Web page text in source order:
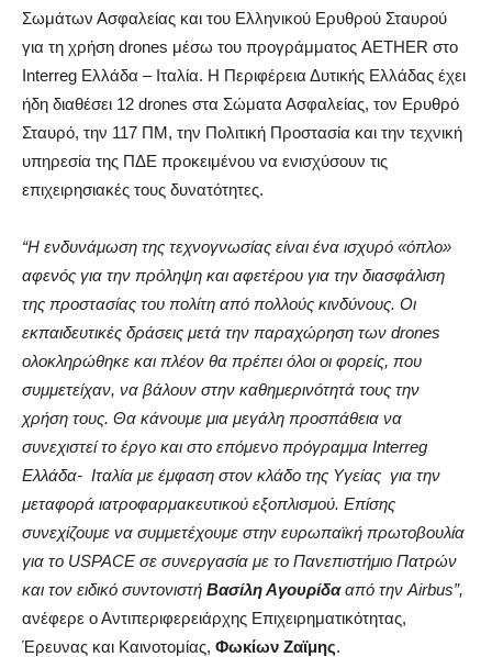
Σωμάτων Ασφαλείας και του Ελληνικού Ερυθρού Σταυρού
για τη χρήση drones μέσω του προγράμματος AETHER στο
Interreg Ελλάδα – Ιταλία. Η Περιφέρεια Δυτικής Ελλάδας έχει
ήδη διαθέσει 12 drones στα Σώματα Ασφαλείας, τον Ερυθρό
Σταυρό, την 117 ΠΜ, την Πολιτική Προστασία και την τεχνική
υπηρεσία της ΠΔΕ προκειμένου να ενισχύσουν τις
επιχειρησιακές τους δυνατότητες.
“Η ενδυνάμωση της τεχνογνωσίας είναι ένα ισχυρό «όπλο»
αφενός για την πρόληψη και αφετέρου για την διασφάλιση
της προστασίας του πολίτη από πολλούς κινδύνους. Οι
εκπαιδευτικές δράσεις μετά την παραχώρηση των drones
ολοκληρώθηκε και πλέον θα πρέπει όλοι οι φορείς, που
συμμετείχαν, να βάλουν στην καθημερινότητά τους την
χρήση τους. Θα κάνουμε μια μεγάλη προσπάθεια να
συνεχιστεί το έργο και στο επόμενο πρόγραμμα Interreg
Ελλάδα- Ιταλία με έμφαση στον κλάδο της Υγείας για την
μεταφορά ιατροφαρμακευτικού εξοπλισμού. Επίσης
συνεχίζουμε να συμμετέχουμε στην ευρωπαϊκή πρωτοβουλία
για το USPACE σε συνεργασία με το Πανεπιστήμιο Πατρών
και τον ειδικό συντονιστή Βασίλη Αγουρίδααπό την Airbus”,
ανέφερε ο Αντιπεριφερειάρχης Επιχειρηματικότητας,
Έρευνας και Καινοτομίας, Φωκίων Ζαϊμης.